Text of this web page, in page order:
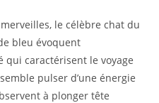
le célèbre chat du
bleu évoquent
qui caractérisent le voyage
pulser d’une énergie
à plonger tête